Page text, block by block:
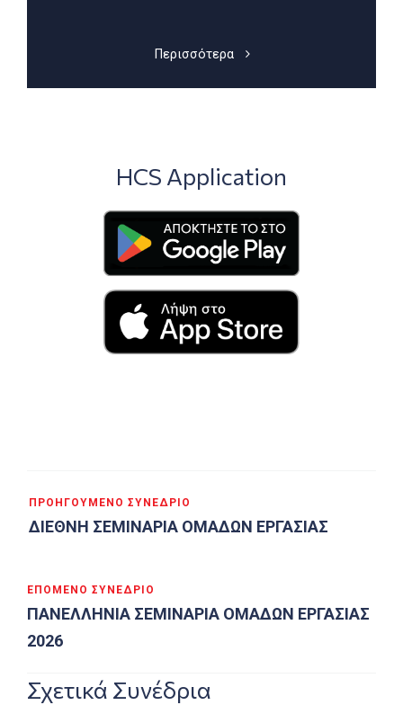
Περισσότερα
HCS Application
ΠΡΟΗΓΟΎΜΕΝΟ ΣΥΝΈΔΡΙΟ
ΔΙΕΘΝΗ ΣΕΜΙΝΑΡΙΑ ΟΜΑΔΩΝ ΕΡΓΑΣΙΑΣ
ΕΠΌΜΕΝΟ ΣΥΝΈΔΡΙΟ
ΠΑΝΕΛΛΗΝΙΑ ΣΕΜΙΝΑΡΙΑ ΟΜΑΔΩΝ ΕΡΓΑΣΙΑΣ
2026
Σχετικά Συνέδρια